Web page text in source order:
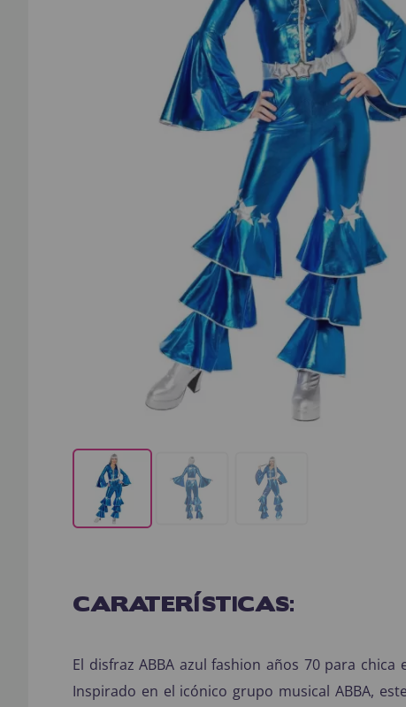
CARATERÍSTICAS:
El disfraz ABBA azul fashion años 70 para
Inspirado en el icónico grupo musical ABBA,